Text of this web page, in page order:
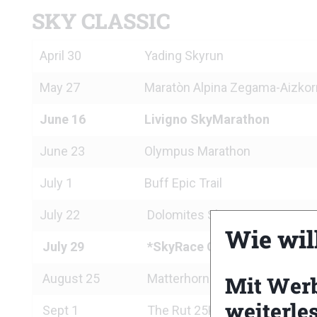
SKY CLASSIC
April 30 Yading Skyrun
May 27 Maratòn Alpina Zegama-
June 16 Livigno SkyMarathon
June 23 Olympus Marathon
July 1 Buff Epic Trail
July 22 Dolomites SkyRace
July 29 *SkyRace Comapedrosa
August 25 Matterhorn Ultraks « Sky »
Sept 1 The Rut 25K
Wie
Mit